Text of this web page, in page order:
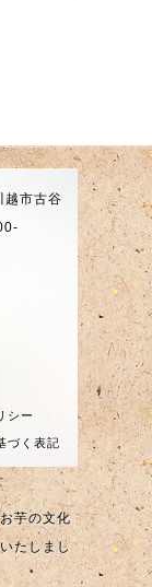
市古谷
シー
づく表記
芋の文化
たしまし